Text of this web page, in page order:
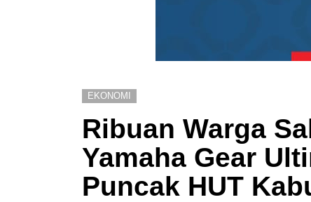
EKONOMI
Ribuan Warga
Yamaha Gear
Puncak HUT